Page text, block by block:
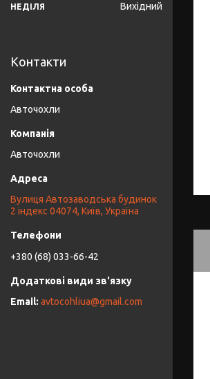
НЕДІЛЯ Вихідний
Контакти
Авточохли
Авточохли
Вулиця Автозаводська будинок
2 індекс 04074, Київ, Україна
+380 (68) 033-66-42
avtocohliua@gmail.com